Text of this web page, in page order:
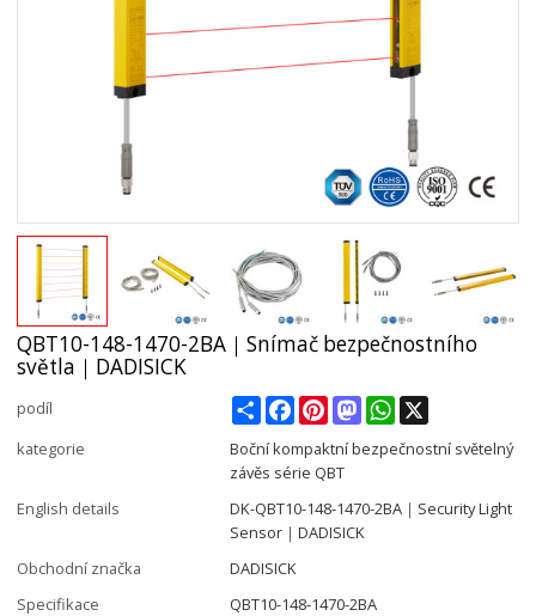
QBT10-148-1470-2BA｜Snímač bezpečnostního
světla｜DADISICK
podíl ShareFacebookPinterestMastodonWhatsApp
kategorie
Boční kompaktní bezpečnostní světelný
závěs série QBT
English details
DK-QBT10-148-1470-2BA｜Security Light
Sensor｜DADISICK
Obchodní značka
DADISICK
Specifikace
QBT10-148-1470-2BA